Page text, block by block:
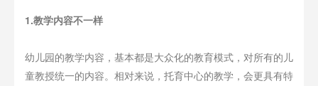
1.教学内容不一样
幼儿园的教学内容，基本都是大众化的教育模式，对所有的儿
童教授统一的内容。相对来说，托育中心的教学，会更具有特